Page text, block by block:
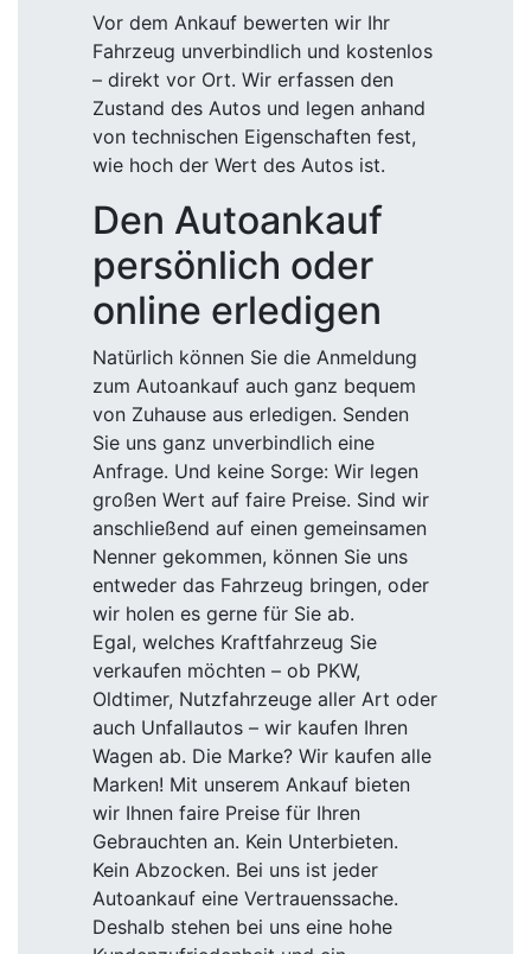
Vor dem Ankauf bewerten wir Ihr
Fahrzeug unverbindlich und kostenlos
– direkt vor Ort. Wir erfassen den
Zustand des Autos und legen anhand
von technischen Eigenschaften fest,
wie hoch der Wert des Autos ist.
Den Autoankauf
persönlich oder
online erledigen
Natürlich können Sie die Anmeldung
zum Autoankauf auch ganz bequem
von Zuhause aus erledigen. Senden
Sie uns ganz unverbindlich eine
Anfrage. Und keine Sorge: Wir legen
großen Wert auf faire Preise. Sind wir
anschließend auf einen gemeinsamen
Nenner gekommen, können Sie uns
entweder das Fahrzeug bringen, oder
wir holen es gerne für Sie ab.
Egal, welches Kraftfahrzeug Sie
verkaufen möchten – ob PKW,
Oldtimer, Nutzfahrzeuge aller Art oder
auch Unfallautos – wir kaufen Ihren
Wagen ab. Die Marke? Wir kaufen alle
Marken! Mit unserem Ankauf bieten
wir Ihnen faire Preise für Ihren
Gebrauchten an. Kein Unterbieten.
Kein Abzocken. Bei uns ist jeder
Autoankauf eine Vertrauenssache.
Deshalb stehen bei uns eine hohe